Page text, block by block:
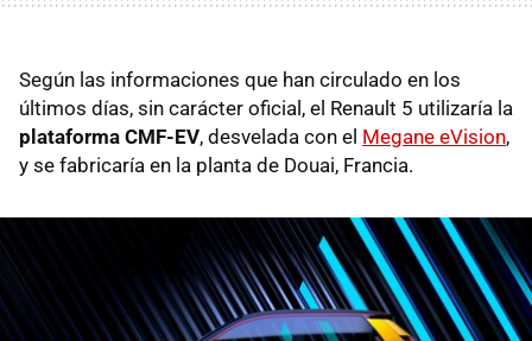
Según las informaciones que han circulado en los
últimos días, sin carácter oficial, el Renault 5 utilizaría la
plataforma CMF-EV, desvelada con el Megane eVision,
y se fabricaría en la planta de Douai, Francia.